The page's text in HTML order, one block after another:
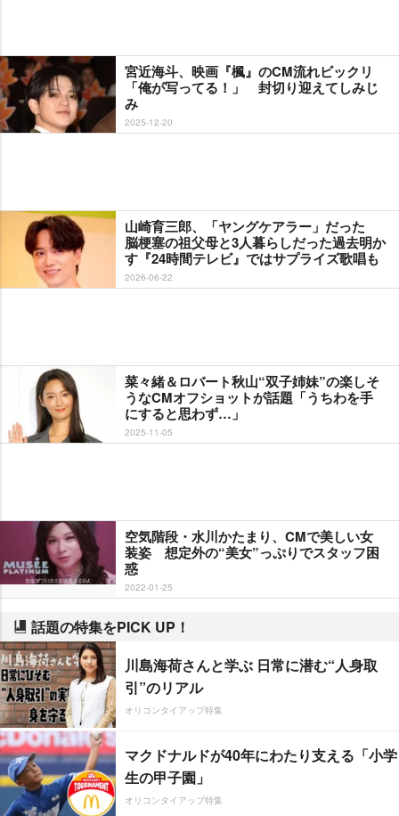
宮近海斗、映画『楓』のCM流れビックリ
「俺が写ってる！」 封切り迎えてしみじ
み
2025-12-20
山崎育三郎、「ヤングケアラー」だった
脳梗塞の祖父母と3人暮らしだった過去明か
す『24時間テレビ』ではサプライズ歌唱も
2026-06-22
菜々緒＆ロバート秋山“双子姉妹”の楽しそ
うなCMオフショットが話題「うちわを手
にすると思わず…」
2025-11-05
空気階段・水川かたまり、CMで美しい女
装姿 想定外の“美女”っぷりでスタッフ困
惑
2022-01-25
話題の特集をPICK UP！
川島海荷さんと学ぶ 日常に潜む“人身取
引”のリアル
オリコンタイアップ特集
マクドナルドが40年にわたり支える「小学
生の甲子園」
オリコンタイアップ特集